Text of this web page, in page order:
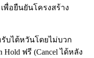
พื่อยืนยันโครงสร้าง
บไต้หวันโดยไม่บวก
Hold ฟรี (Cancel ได้หลัง